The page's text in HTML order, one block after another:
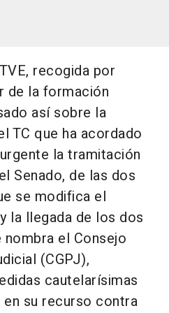
recogida por
de la formación
así sobre la
TC que ha acordado
la tramitación
Senado, de las dos
se modifica el
la llegada de los dos
el Consejo
(CGPJ),
cautelarísimas
su recurso contra